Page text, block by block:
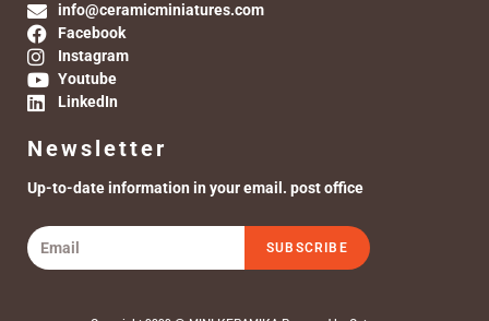
info@ceramicminiatures.com
Facebook
Instagram
Youtube
LinkedIn
Newsletter
Up-to-date information in your email. post office
SUBSCRIBE